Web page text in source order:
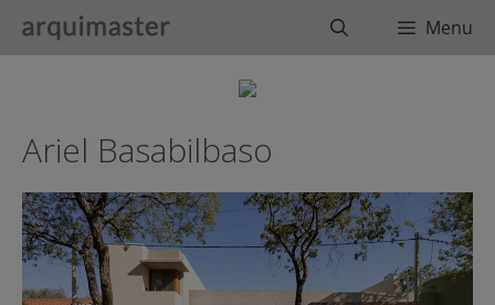
BuscarMenu
Ariel Basabilbaso